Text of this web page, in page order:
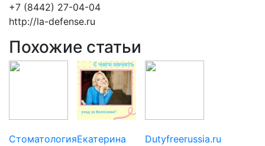
+7 (8442) 27-04-04
http://la-defense.ru
Похожие статьи
СтоматологияЕкатерина
Dutyfreerussia.ru